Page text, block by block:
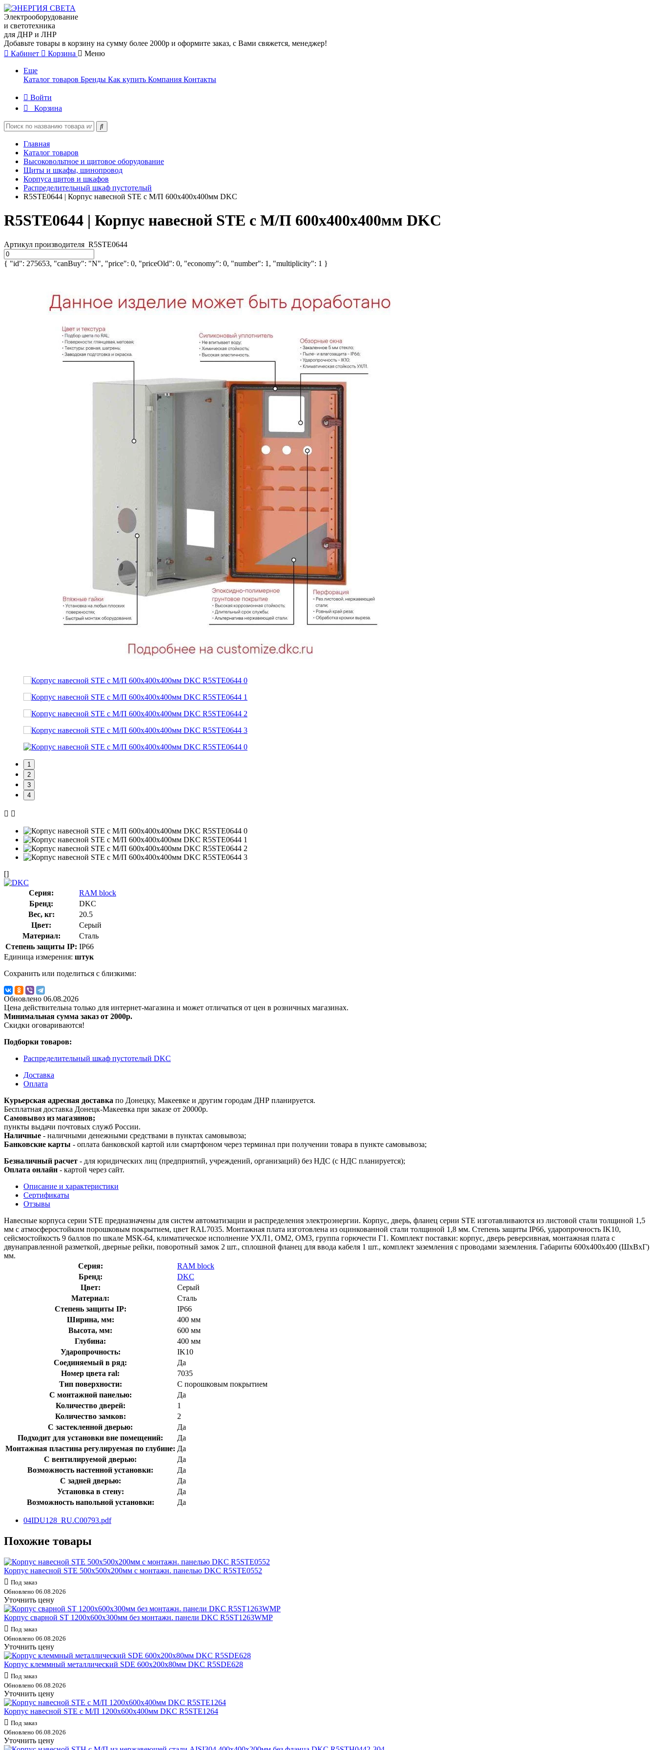
Электрооборудование
и светотехника
для ДНР и ЛНР
Добавьте товары в корзину на сумму более 2000р и оформите заказ, с Вами свяжется, менеджер!
Кабинет
Корзина Меню
Еще
Каталог товаров Бренды Как купить Компания Контакты
Войти
Корзина
Главная
Каталог товаров
Высоковольтное и щитовое оборудование
Щиты и шкафы, шинопровод
Корпуса щитов и шкафов
Распределительный шкаф пустотелый
R5STE0644 | Корпус навесной STE с М/П 600х400х400мм DKC
R5STE0644 | Корпус навесной STE с М/П 600х400х400мм DKC
Артикул производителя R5STE0644
{ "id": 275653, "canBuy": "N", "price": 0, "priceOld": 0, "economy": 0, "number": 1, "multiplicity": 1 }
1
2
3
4
[]
Серия:
RAM block
Бренд:
DKC
Вес, кг:
20.5
Цвет:
Серый
Материал:
Сталь
Степень защиты IP: IP66
Единица измерения: штук
Сохранить или поделиться с близкими:
Обновлено 06.08.2026
Цена действительна только для интернет-магазина и может отличаться от цен в розничных магазинах.
Минимальная сумма заказ от 2000р.
Скидки оговариваются!
Подборки товаров:
Распределительный шкаф пустотелый DKC
Доставка
Оплата
Курьерская адресная доставка по Донецку, Макеевке и другим городам ДНР планируется.
Бесплатная доставка Донецк-Макеевка при заказе от 20000р.
Самовывоз из магазинов;
пункты выдачи почтовых служб России.
Наличные - наличными денежными средствами в пунктах самовывоза;
Банковские карты - оплата банковской картой или смартфоном через терминал при получении товара в пункте самовывоза;
Безналичный расчет - для юридических лиц (предприятий, учреждений, организаций) без НДС (с НДС планируется);
Оплата онлайн - картой через сайт.
Описание и характеристики
Сертификаты
Отзывы
Навесные корпуса серии STE предназначены для систем автоматизации и распределения электроэнергии. Корпус, дверь, фланец серии STE изготавливаются из листовой стали толщиной 1,5
мм с атмосферостойким порошковым покрытием, цвет RAL7035. Монтажная плата изготовлена из оцинкованной стали толщиной 1,8 мм. Степень защиты IP66, ударопрочность IK10,
сейсмостойкость 9 баллов по шкале MSK-64, климатическое исполнение УХЛ1, ОМ2, ОМ3, группа горючести Г1. Комплект поставки: корпус, дверь реверсивная, монтажная плата с
двунаправленной разметкой, дверные рейки, поворотный замок 2 шт., сплошной фланец для ввода кабеля 1 шт., комплект заземления с проводами заземления. Габариты 600x400x400 (ШхВхГ)
мм.
Серия:
RAM block
Бренд:
DKC
Цвет:
Серый
Материал:
Сталь
Степень защиты IP:
IP66
Ширина, мм:
400 мм
Высота, мм:
600 мм
Глубина:
400 мм
Ударопрочность:
IK10
Соединяемый в ряд:
Да
Номер цвета ral:
7035
Тип поверхности:
С порошковым покрытием
С монтажной панелью:
Да
Количество дверей:
1
Количество замков:
2
С застекленной дверью:
Да
Подходит для установки вне помещений:
Да
Монтажная пластина регулируемая по глубине: Да
С вентилируемой дверью:
Да
Возможность настенной установки:
Да
С задней дверью:
Да
Установка в стену:
Да
Возможность напольной установки:
Да
04IDU128_RU.C00793.pdf
Похожие товары
Корпус навесной STE 500х500х200мм с монтажн. панелью DKC R5STE0552
Под заказ
Обновлено 06.08.2026
Уточнить цену
Корпус сварной ST 1200х600х300мм без монтажн. панели DKC R5ST1263WMP
Под заказ
Обновлено 06.08.2026
Уточнить цену
Корпус клеммный металлический SDE 600х200х80мм DKC R5SDE628
Под заказ
Обновлено 06.08.2026
Уточнить цену
Корпус навесной STE с М/П 1200х600х400мм DKC R5STE1264
Под заказ
Обновлено 06.08.2026
Уточнить цену